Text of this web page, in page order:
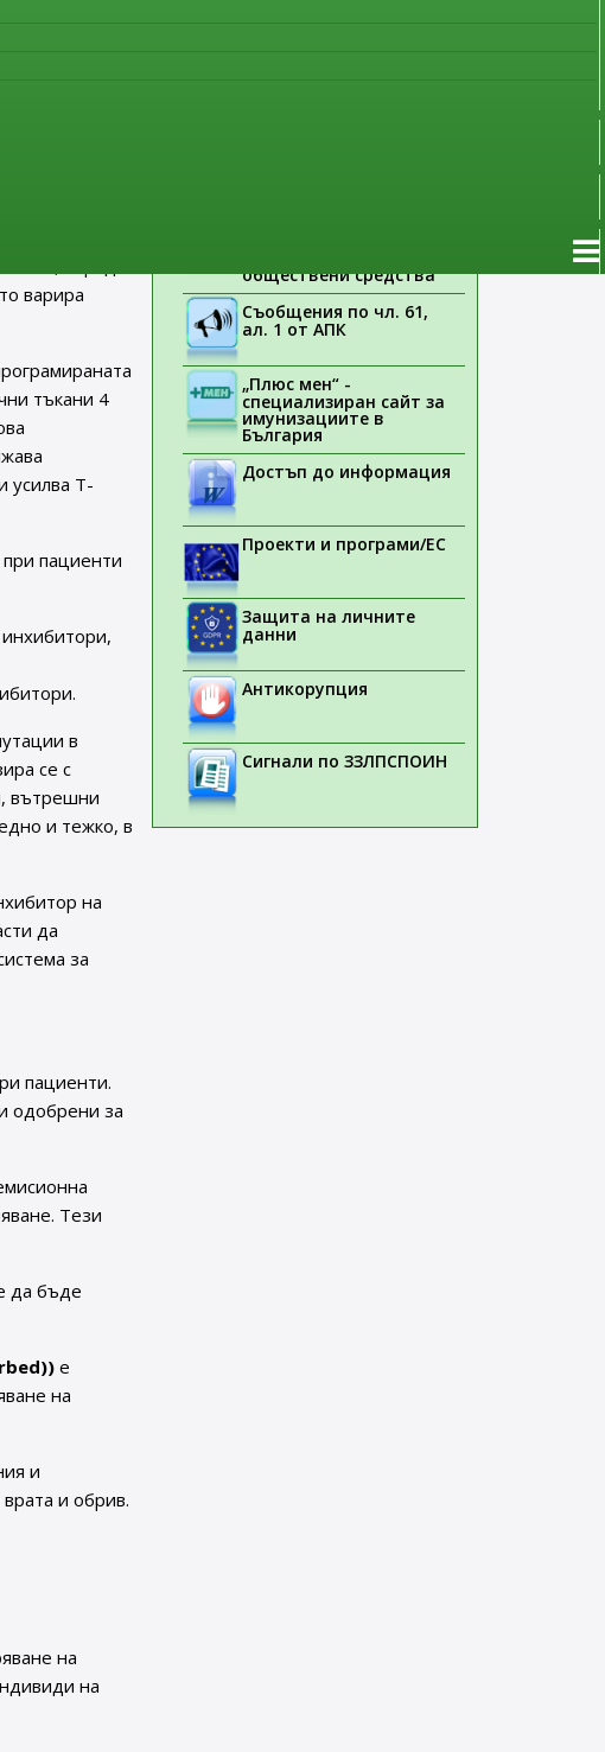
и
варира
тъкани 4
усилва Т-
пациенти
в
се с
вътрешни
и тежко, в
на
да
за
пациенти.
одобрени за
Тези
да бъде
е
на
и
и обрив.
на
на
обществени средства
Съобщения по чл. 61,
ал. 1 от АПК
„Плюс мен“ -
специализиран сайт за
имунизациите в
България
Достъп до информация
Проекти и програми/ЕС
Защита на личните
данни
Антикорупция
Сигнали по ЗЗЛПСПОИН